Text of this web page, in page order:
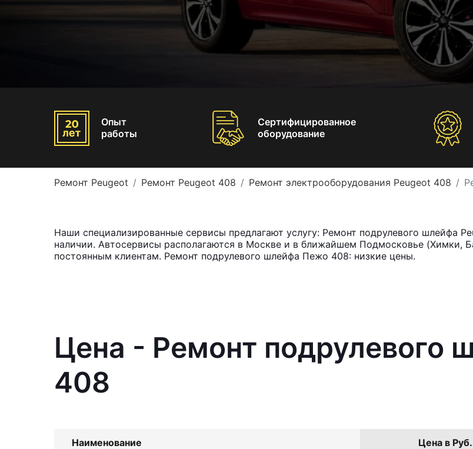
Опыт
работы
Сертифицированное
оборудование
Ремонт Peugeot Ремонт Peugeot 408 Ремонт электрооборудования Peugeot 408
Наши специализированные сервисы предлагают услугу: Ремонт подрулевого шлейфа
наличии. Автосервисы располагаются в Москве и в ближайшем Подмосковье (Химки,
постоянным клиентам. Ремонт подрулевого шлейфа Пежо 408: низкие цены.
Цена - Ремонт подрулевого
408
Наименование Цена в Руб.